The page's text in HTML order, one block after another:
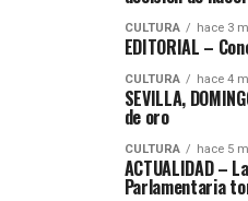
CULTURA hace 3
EDITORIAL –
CULTURA hace 4
SEVILLA,
de oro
CULTURA hace 5
ACTUALIDAD –
Parlamentaria